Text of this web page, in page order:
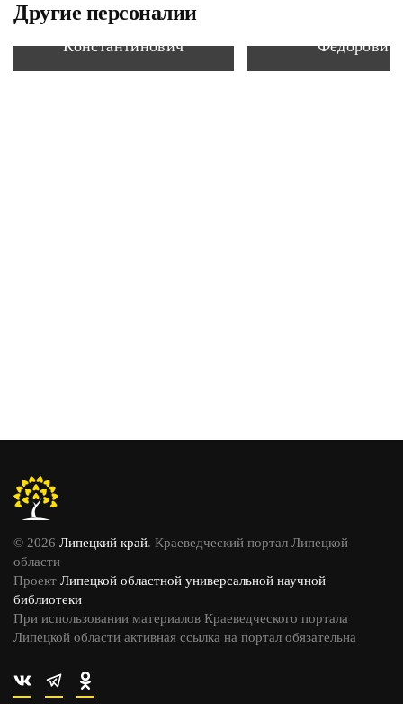
Другие персоналии
Воронский Александр
Константинович
Фёдорович
© 2026 Липецкий край. Краеведческий портал Липецкой
области
Проект Липецкой областной универсальной научной
библиотеки
При использовании материалов Краеведческого портала
Липецкой области активная ссылка на портал обязательна